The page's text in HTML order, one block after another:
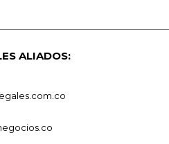
ALIADOS: